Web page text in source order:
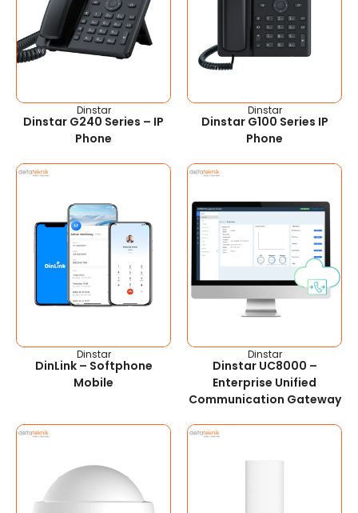
Dinstar
Dinstar G240 Series – IP
Phone
Dinstar
Dinstar G100 Series IP
Phone
Dinstar
DinLink – Softphone
Mobile
Dinstar
Dinstar UC8000 –
Enterprise Unified
Communication Gateway